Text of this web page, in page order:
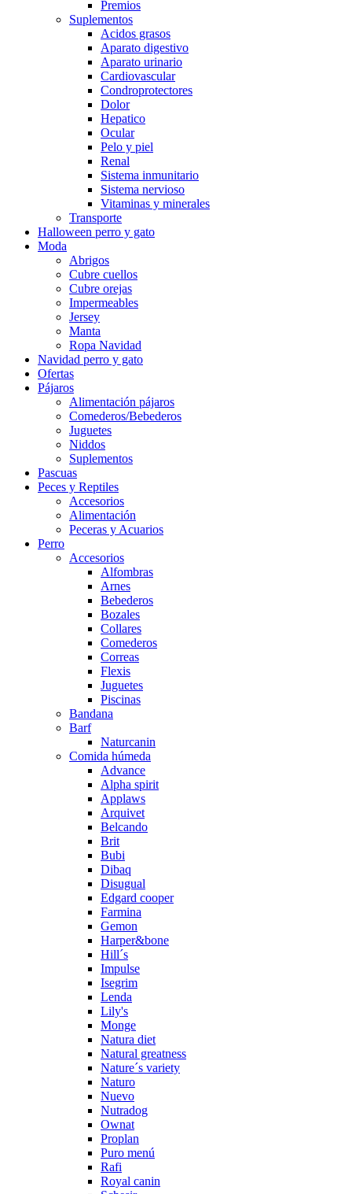
Premios
Suplementos
Acidos grasos
Aparato digestivo
Aparato urinario
Cardiovascular
Condroprotectores
Dolor
Hepatico
Ocular
Pelo y piel
Renal
Sistema inmunitario
Sistema nervioso
Vitaminas y minerales
Transporte
Halloween perro y gato
Moda
Abrigos
Cubre cuellos
Cubre orejas
Impermeables
Jersey
Manta
Ropa Navidad
Navidad perro y gato
Ofertas
Pájaros
Alimentación pájaros
Comederos/Bebederos
Juguetes
Niddos
Suplementos
Pascuas
Peces y Reptiles
Accesorios
Alimentación
Peceras y Acuarios
Perro
Accesorios
Alfombras
Arnes
Bebederos
Bozales
Collares
Comederos
Correas
Flexis
Juguetes
Piscinas
Bandana
Barf
Naturcanin
Comida húmeda
Advance
Alpha spirit
Applaws
Arquivet
Belcando
Brit
Bubi
Dibaq
Disugual
Edgard cooper
Farmina
Gemon
Harper&bone
Hill´s
Impulse
Isegrim
Lenda
Lily's
Monge
Natura diet
Natural greatness
Nature´s variety
Naturo
Nuevo
Nutradog
Ownat
Proplan
Puro menú
Rafi
Royal canin